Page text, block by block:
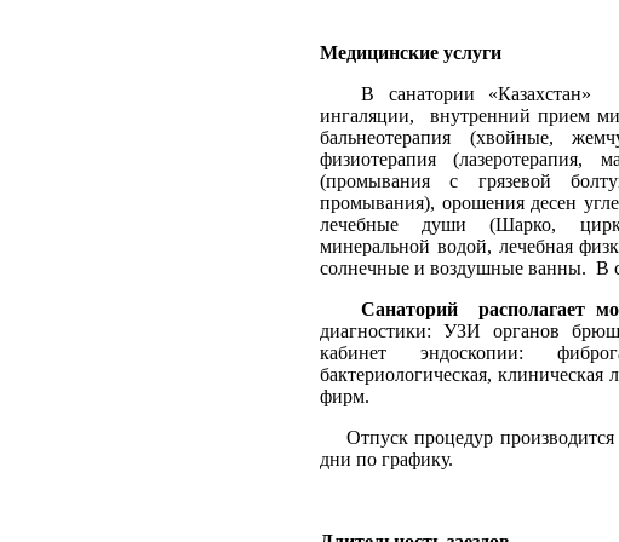
Медицинские услуги
В санатории «Казахстан»
ингаляции,
внутренний прием
бальнеотерапия (хвойные,
физиотерапия
(промывания с грязевой
промывания), орошения десен
лечебные души (Шарко,
минеральной водой, лечебная
солнечные и воздушные ванны. В
Санаторий
располагает
диагностики: УЗИ органов
кабинет эндоскопии:
бактериологическая, клиническая
фирм.
Отпуск процедур
дни по графику.